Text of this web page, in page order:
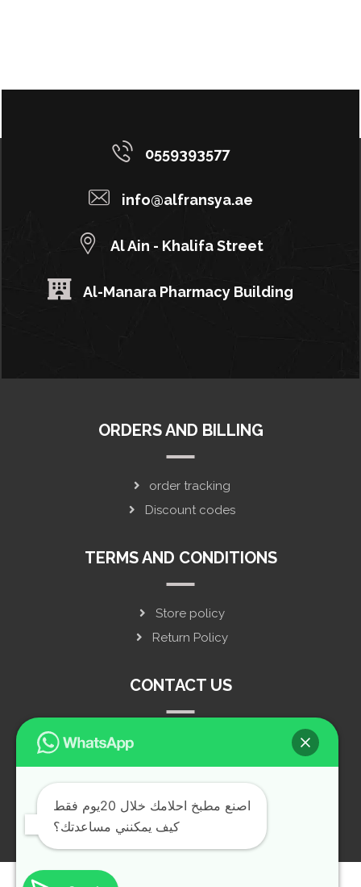
0559393577
info@alfransya.ae
Al Ain - Khalifa Street
Al-Manara Pharmacy Building
ORDERS AND BILLING
order tracking
Discount codes
TERMS AND CONDITIONS
Store policy
Return Policy
CONTACT US
live chat
اصنع مطبخ احلامك خلال 20يوم فقط
كيف يمكنني مساعدتك؟